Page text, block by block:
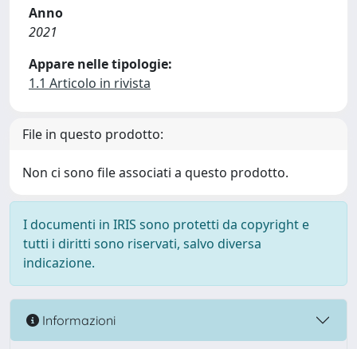
Anno
2021
Appare nelle tipologie:
1.1 Articolo in rivista
File in questo prodotto:
Non ci sono file associati a questo prodotto.
I documenti in IRIS sono protetti da copyright e
tutti i diritti sono riservati, salvo diversa
indicazione.
Informazioni